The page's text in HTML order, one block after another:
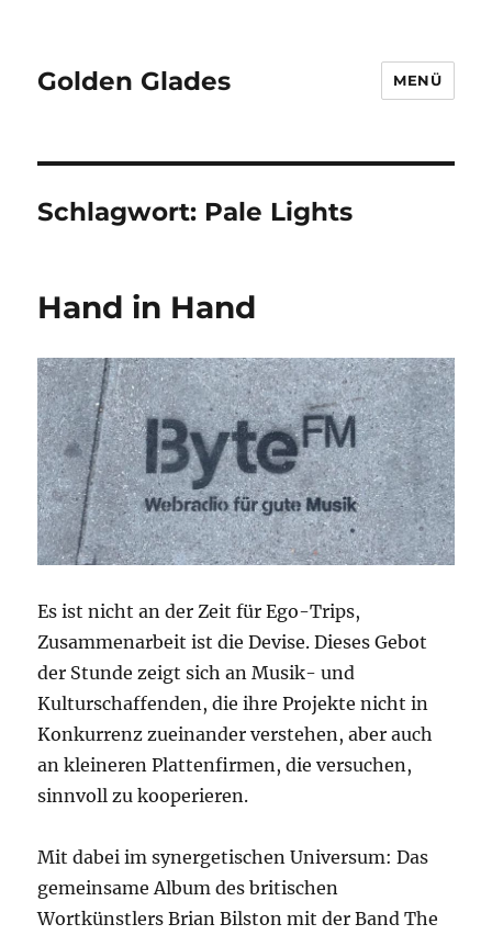
Golden Glades MENÜ
Schlagwort: Pale Lights
Hand in Hand
Es ist nicht an der Zeit für Ego-Trips,
Zusammenarbeit ist die Devise. Dieses Gebot
der Stunde zeigt sich an Musik- und
Kulturschaffenden, die ihre Projekte nicht in
Konkurrenz zueinander verstehen, aber auch
an kleineren Plattenfirmen, die versuchen,
sinnvoll zu kooperieren.
Mit dabei im synergetischen Universum: Das
gemeinsame Album des britischen
Wortkünstlers Brian Bilston mit der Band The